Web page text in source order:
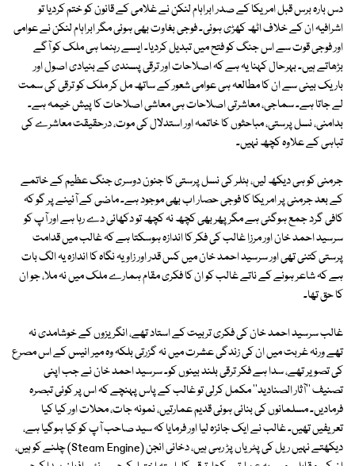
دس بارہ برس قبل امریکا کے صدر ابراہام لنکن نے غلامی کے قانون کو ختم کردیا تو
اشرافیہ ان کے خلاف اٹھ کھڑی ہوئی۔ فوجی بغاوت بھی ہوئی مگر ابراہام لنکن نے عوامی
اور فوجی قوت سے اس جنگ کو فتح میں تبدیل کردیا۔ ایسے رہنما ہی ملک کو آگے
بڑھاتے ہیں۔ بہرحال کہنا یہ ہے کہ اصلاحات اور ترقی پسندی کے بنیادی اصول اور
باریک بینی سے ان کا مطالعہ ہی عوامی شعور کے ساتھ مل کر ملک کو ترقی کی سمت
لے جاتا ہے۔ سماجی، معاشرتی اصلاحات ہی معاشی اصلاحات کا پیش خیمہ ہے۔
بدامنی، نسل پرستی، مباحثوں کا خاتمہ اور استدلال کی موت، درحقیقت معاشرے کی
تباہی کے علاوہ کچھ نہیں۔
جرمنی کو ہی دیکھ لیں، ہٹلر کی نسل پرستی کا جنون دوسری جنگ عظیم کے خاتمے
کے بعد جرمنی پر امریکا کا فوجی حصار اب بھی موجود ہے۔ ماضی کے آئینے پر گو کہ
کافی گرد جمع ہوگئی ہے مگر پھر بھی کچھ نہ کچھ تو دکھائی دے رہا ہے اور آپ کو
سرسید احمد خان اور مرزا غالب کی فکر کا اندازہ ہوسکتا ہے کہ غالب میں قدامت
پرستی کتنی تھی اور سرسید احمد خان میں کس قدر اور زاویہ نگاہ کا اندازہ یہ الگ بات
ہے کہ شاعر ہونے کے ناتے غالب کو ان کا فکری مقام ہمارے ملک میں نہ ملا، جو ان
کا حق تھا۔
غالب سرسید احمد خان کی فکری تربیت کے استاد تھے، انگریزوں کے خوشامدی نہ
تھے ورنہ غربت میں ان کی زندگی عشرت میں نہ گزرتی بلکہ وہ میر انیس کے اس مصرع
کی تصویر تھے، سدا ہے فکر ترقی بلند بینوں کو۔ سرسید احمد خان نے جب اپنی
تصنیف ''آثار الصنادید'' مکمل کرلی تو غالب کے پاس پہنچے کہ اس پر کوئی تبصرہ
فرمادیں۔ مسلمانوں کی بنائی ہوئی قدیم عمارتیں، نمونہ جات، محلات اور کیا کیا
تعریفیں تھیں۔ غالب نے ایک جائزہ لیا اور فرمایا کہ سید صاحب آپ کو کیا ہوگیا ہے،
دیکھتے نہیں ریل کی پٹریاں پڑ رہی ہیں، دخانی انجن (Steam Engine) چلنے کو ہیں،